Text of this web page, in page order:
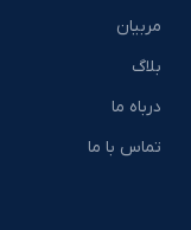
مربیان
بلاگ
درباه ما
تماس با ما